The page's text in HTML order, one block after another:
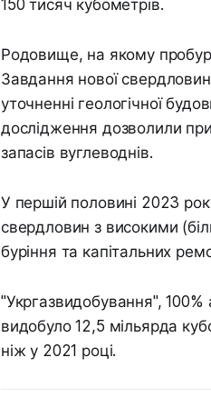
150 тисяч кубометрів.
Родовище, на якому
Завдання нової
уточненні геологічної
дослідження дозволили
запасів вуглеводнів.
У першій половині 2023
свердловин з високими
буріння та капітальних
"Укргазвидобування",
видобуло 12,5 мільярда
ніж у 2021 році.